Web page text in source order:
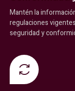
Mantén la
regulaciones
seguridad y